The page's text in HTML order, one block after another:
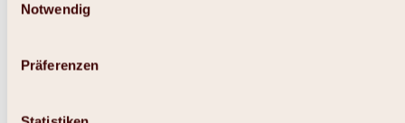
Notwendig
Präferenzen